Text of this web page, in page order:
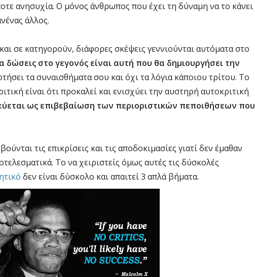
ανησυχία. Ο μόνος άνθρωπος που έχει τη δύναμη να το κάνει
άλλος.
σε κατηγορούν, διάφορες σκέψεις γεννιούνται αυτόματα στο
δώσεις στο γεγονός είναι αυτή που θα δημιουργήσει την
τα συναισθήματα σου και όχι τα λόγια κάποιου τρίτου. Το
είναι ότι προκαλεί και ενισχύει την αυστηρή αυτοκριτική
ως επιβεβαίωση των περιοριστικών πεποιθήσεων που
τις επικρίσεις και τις αποδοκιμασίες γιατί δεν έμαθαν
Το να χειριστείς όμως αυτές τις δύσκολές
δεν είναι δύσκολο και απαιτεί 3 απλά βήματα.